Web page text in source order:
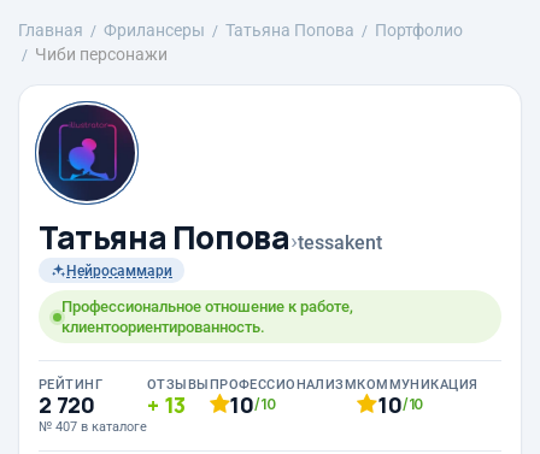
Главная Фрилансеры Татьяна Попова
Портфолио
Чиби персонажи
Татьяна Попова›tessakent
Нейросаммари
Профессиональное отношение к работе,
клиентоориентированность.
РЕЙТИНГ
2 720
№ 407 в каталоге
ОТЗЫВЫ
13
ПРОФЕССИОНАЛИЗМ
10/10
КОММУНИКАЦИЯ
10/10